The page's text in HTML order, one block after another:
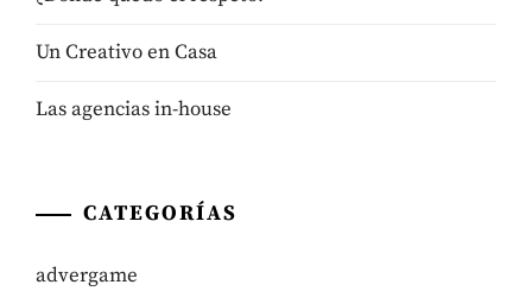
Un Creativo en Casa
Las agencias in-house
CATEGORÍAS
advergame